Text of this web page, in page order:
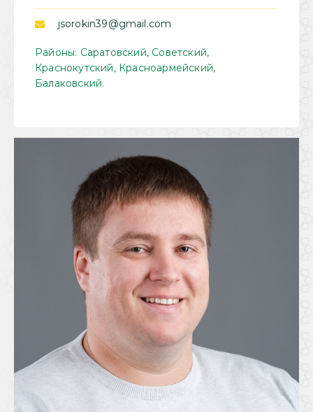
jsorokin39@gmail.com
Районы: Саратовский, Советский,
Краснокутский, Красноармейский,
Балаковский.